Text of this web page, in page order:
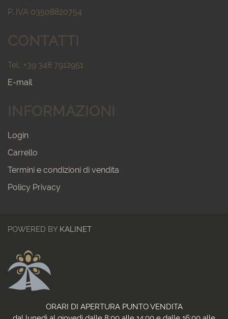
P. IVA 03508820754
CONTATTI
Tel.: +39 348 7912951
E-mail
INFORMAZIONI
Login
Carrello
Termini e condizioni di vendita
Policy Privacy
POWERED BY KALINET
ORARI DI APERTURA PUNTO VENDITA